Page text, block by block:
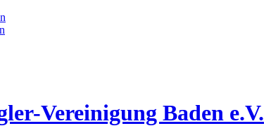
Vereinigung Baden e.V.